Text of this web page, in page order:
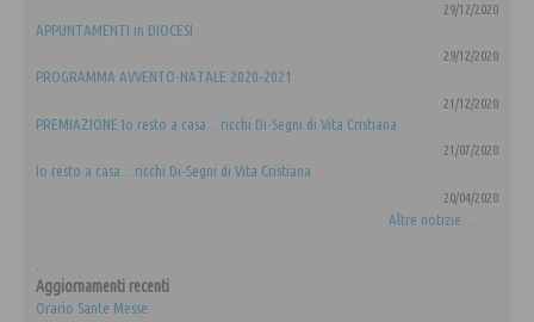
29/12/2020
APPUNTAMENTI in DIOCESI
29/12/2020
PROGRAMMA AVVENTO-NATALE 2020-2021
21/12/2020
PREMIAZIONE Io resto a casa... ricchi Di-Segni di Vita Cristiana
21/07/2020
Io resto a casa... ricchi Di-Segni di Vita Cristiana
20/04/2020
Altre notizie…
Aggiornamenti recenti
Orario Sante Messe